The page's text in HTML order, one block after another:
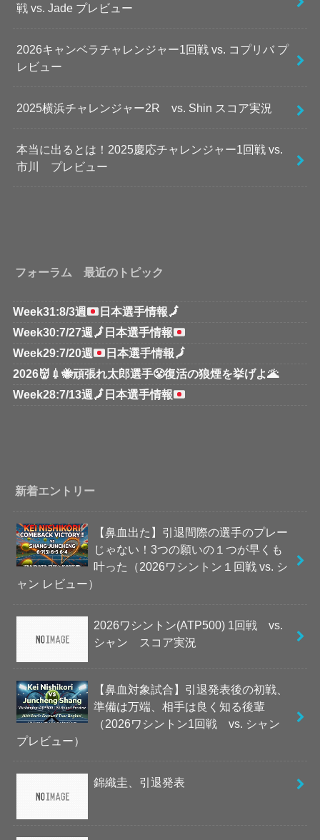
戦 vs. Jade プレビュー
2026キャンベラチャレンジャー1回戦 vs. コプリバ プ
レビュー
2025横浜チャレンジャー2R vs. Shin スコア実況
本当に出るとは！2025慶応チャレンジャー1回戦 vs.
市川 プレビュー
フォーラム 最近のトピック
Week31:8/3週 日本選手情報🗾
Week30:7/27週 🗾 日本選手情報
Week29:7/20週
日本選手情報🗾
2026👹💉🐝頑張れ太郎選手😤復活の狼煙を挙げよ🌋
Week28:7/13週 🗾 日本選手情報
新着エントリー
【鼻血出た】引退間際の選手のプレー
じゃない！3つの願いの１つが早くも
叶った（2026ワシントン１回戦 vs. シ
ャン レビュー）
2026ワシントン(ATP500) 1回戦 vs.
シャン スコア実況
【鼻血対象試合】引退発表後の初戦、
準備は万端、相手は良く知る後輩
（2026ワシントン1回戦 vs. シャン
プレビュー）
錦織圭、引退発表